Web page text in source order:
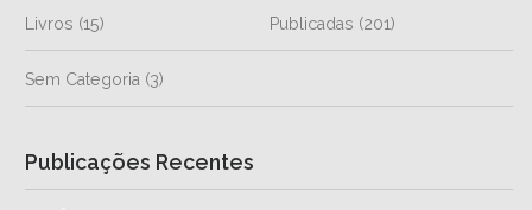
Livros (15) Publicadas (201)
Sem Categoria (3)
Publicações Recentes